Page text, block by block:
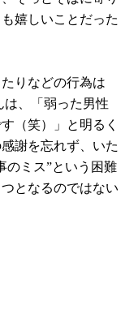
嬉しいことだった
りなどの行為は
、「弱った男性
（笑）」と明るく
謝を忘れず、いた
のミス”という困難
となるのではない